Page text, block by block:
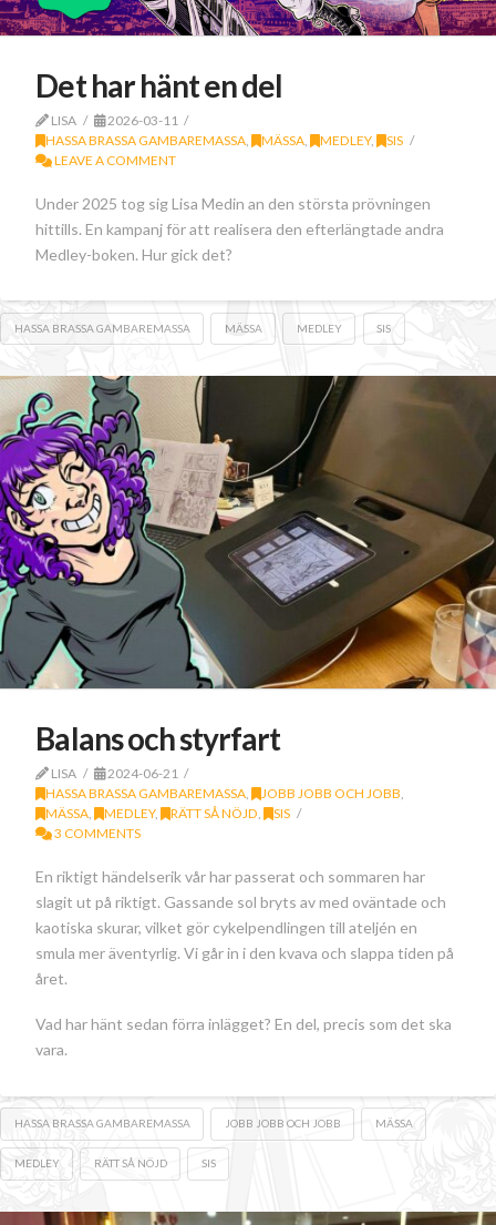
Det har hänt en del
LISA
2026-03-11
HASSA BRASSA GAMBAREMASSA, MÄSSA, MEDLEY, SIS
LEAVE A COMMENT
Under 2025 tog sig Lisa Medin an den största prövningen
hittills. En kampanj för att realisera den efterlängtade andra
Medley-boken. Hur gick det?
HASSA BRASSA GAMBAREMASSA MÄSSA MEDLEY SIS
Balans och styrfart
LISA
2024-06-21
HASSA BRASSA GAMBAREMASSA, JOBB JOBB OCH JOBB,
MÄSSA, MEDLEY, RÄTT SÅ NÖJD, SIS
3 COMMENTS
En riktigt händelserik vår har passerat och sommaren har
slagit ut på riktigt. Gassande sol bryts av med oväntade och
kaotiska skurar, vilket gör cykelpendlingen till ateljén en
smula mer äventyrlig. Vi går in i den kvava och slappa tiden på
året.
Vad har hänt sedan förra inlägget? En del, precis som det ska
vara.
HASSA BRASSA GAMBAREMASSA JOBB JOBB OCH JOBB MÄSSA
MEDLEY RÄTT SÅ NÖJD SIS